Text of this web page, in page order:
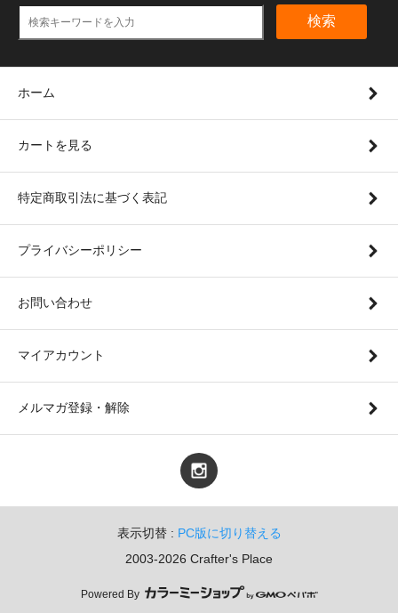
検索
ホーム
カートを見る
特定商取引法に基づく表記
プライバシーポリシー
お問い合わせ
マイアカウント
メルマガ登録・解除
表示切替 : PC版に切り替える
2003-2026 Crafter's Place
Powered By